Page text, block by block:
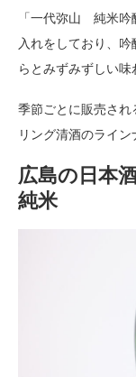
「一代弥山 純米
入れをしており、
らとみずみずしい味
季節ごとに販売され
リング清酒のライン
広島の日本
純米